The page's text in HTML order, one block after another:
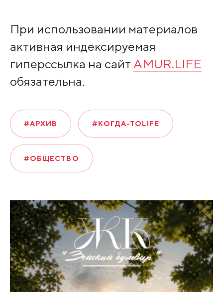
При использовании материалов
активная индексируемая
гиперссылка на сайт AMUR.LIFE
обязательна.
#АРХИВ #КОГДА-ТОLIFE
#ОБЩЕСТВО